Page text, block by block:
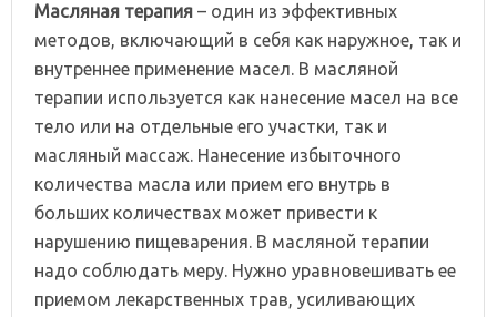
Масляная терапия – один из эффективных
методов, включающий в себя как наружное, так и
внутреннее применение масел. В масляной
терапии используется как нанесение масел на все
тело или на отдельные его участки, так и
масляный массаж. Нанесение избыточного
количества масла или прием его внутрь в
больших количествах может привести к
нарушению пищеварения. В масляной терапии
надо соблюдать меру. Нужно уравновешивать ее
приемом лекарственных трав, усиливающих